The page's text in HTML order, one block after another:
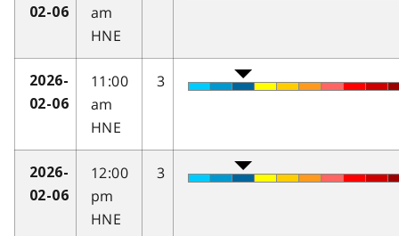
02-06
am
HNE
2026-
02-06
11:00
am
HNE
3
2026-
02-06
12:00
pm
HNE
3